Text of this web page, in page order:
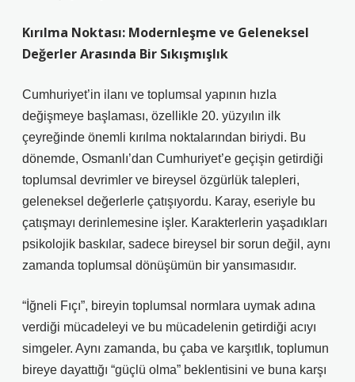
Kırılma Noktası: Modernleşme ve Geleneksel
Değerler Arasında Bir Sıkışmışlık
Cumhuriyet’in ilanı ve toplumsal yapının hızla
değişmeye başlaması, özellikle 20. yüzyılın ilk
çeyreğinde önemli kırılma noktalarından biriydi. Bu
dönemde, Osmanlı’dan Cumhuriyet’e geçişin getirdiği
toplumsal devrimler ve bireysel özgürlük talepleri,
geleneksel değerlerle çatışıyordu. Karay, eseriyle bu
çatışmayı derinlemesine işler. Karakterlerin yaşadıkları
psikolojik baskılar, sadece bireysel bir sorun değil, aynı
zamanda toplumsal dönüşümün bir yansımasıdır.
“İğneli Fıçı”, bireyin toplumsal normlara uymak adına
verdiği mücadeleyi ve bu mücadelenin getirdiği acıyı
simgeler. Aynı zamanda, bu çaba ve karşıtlık, toplumun
bireye dayattığı “güçlü olma” beklentisini ve buna karşı